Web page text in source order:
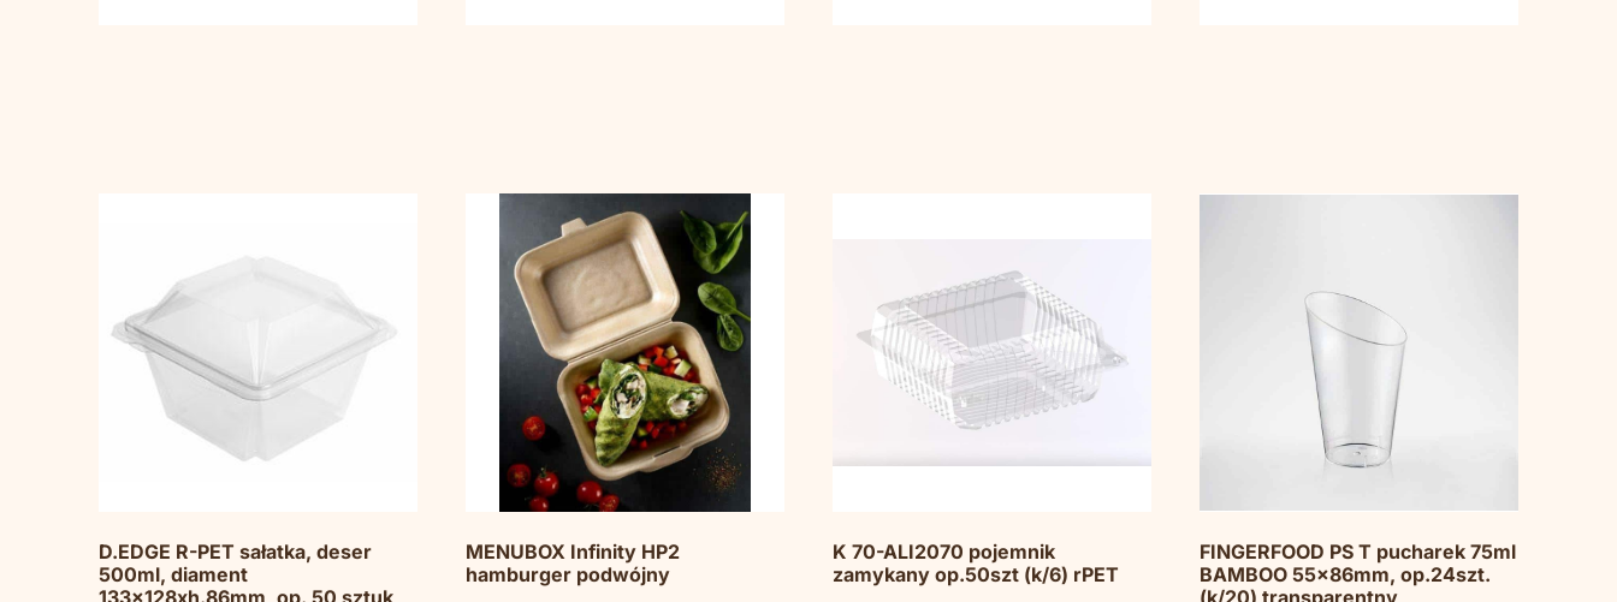
D.EDGE R-PET sałatka, deser
500ml, diament
133x128xh.86mm, op. 50 sztuk
MENUBOX Infinity HP2
hamburger podwójny
K 70-ALI2070 pojemnik
zamykany op.50szt (k/6) rPET
FINGERFOOD PS T pucharek 75ml
BAMBOO 55x86mm, op.24szt.
(k/20) transparentny